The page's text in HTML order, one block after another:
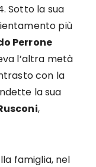
Sotto la sua
più
Perrone
l’altra metà
con la
la sua
,
famiglia, nel